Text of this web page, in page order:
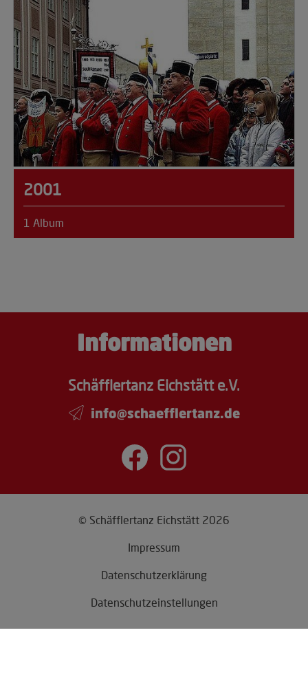
2001
1 Album
Informationen
Schäfflertanz Eichstätt e.V.
info@schaefflertanz.de
© Schäfflertanz Eichstätt 2026
Impressum
Datenschutzerklärung
Datenschutzeinstellungen